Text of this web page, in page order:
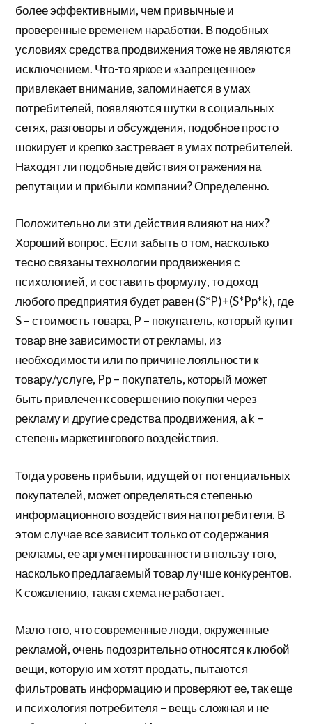
более эффективными, чем привычные и
проверенные временем наработки. В подобных
условиях средства продвижения тоже не являются
исключением. Что-то яркое и «запрещенное»
привлекает внимание, запоминается в умах
потребителей, появляются шутки в социальных
сетях, разговоры и обсуждения, подобное просто
шокирует и крепко застревает в умах потребителей.
Находят ли подобные действия отражения на
репутации и прибыли компании? Определенно.
Положительно ли эти действия влияют на них?
Хороший вопрос. Если забыть о том, насколько
тесно связаны технологии продвижения с
психологией, и составить формулу, то доход
любого предприятия будет равен (S*P)+(S*Pp*k), где
S – стоимость товара, P – покупатель, который купит
товар вне зависимости от рекламы, из
необходимости или по причине лояльности к
товару/услуге, Pp – покупатель, который может
быть привлечен к совершению покупки через
рекламу и другие средства продвижения, а k –
степень маркетингового воздействия.
Тогда уровень прибыли, идущей от потенциальных
покупателей, может определяться степенью
информационного воздействия на потребителя. В
этом случае все зависит только от содержания
рекламы, ее аргументированности в пользу того,
насколько предлагаемый товар лучше конкурентов.
К сожалению, такая схема не работает.
Мало того, что современные люди, окруженные
рекламой, очень подозрительно относятся к любой
вещи, которую им хотят продать, пытаются
фильтровать информацию и проверяют ее, так еще
и психология потребителя – вещь сложная и не